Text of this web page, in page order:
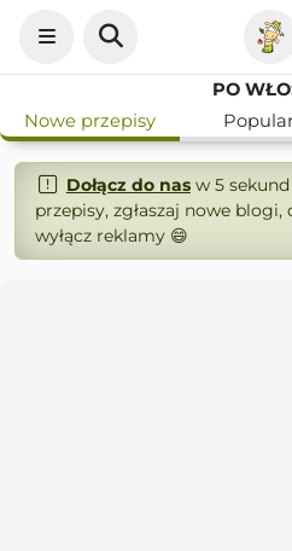
PO
Nowe przepisy
Dołącz do nasw 5 sekund
przepisy, zgłaszaj nowe
wyłącz reklamy 😄